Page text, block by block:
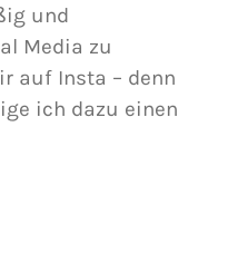
und
Media zu
auf Insta – denn
ich dazu einen